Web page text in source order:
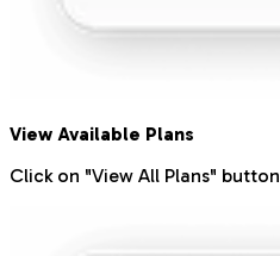
View Available Plans
Click on "View All Plans" button